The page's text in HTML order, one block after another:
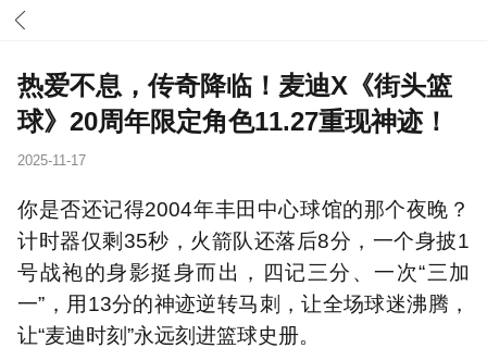
热爱不息，传奇降临！麦迪X《街头篮
球》20周年限定角色11.27重现神迹！
2025-11-17
你是否还记得2004年丰田中心球馆的那个夜晚？
计时器仅剩35秒，火箭队还落后8分，一个身披1
号战袍的身影挺身而出，四记三分、一次“三加
一”，用13分的神迹逆转马刺，让全场球迷沸腾，
让“麦迪时刻”永远刻进篮球史册。